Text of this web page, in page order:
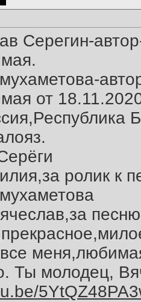
Серегин-
от
ролик к
Ты молодец,